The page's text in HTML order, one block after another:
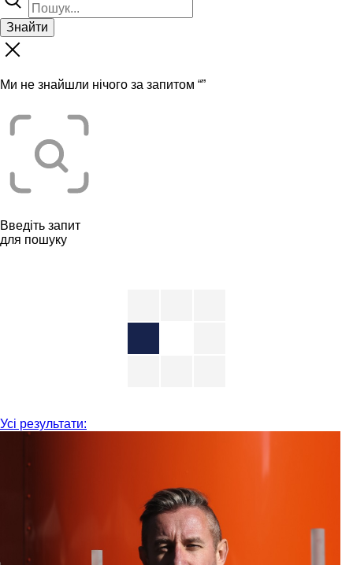
Знайти
Ми не знайшли нічого за запитом “”
Введіть запит
для пошуку
Усі результати: